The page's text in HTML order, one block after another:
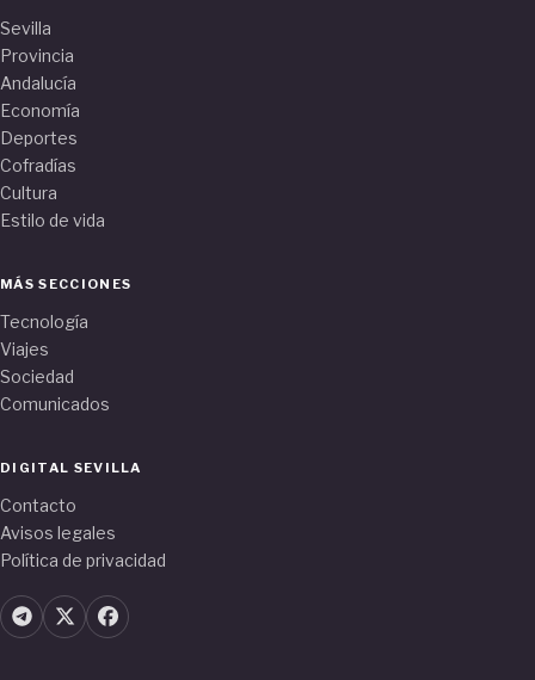
Sevilla
Provincia
Andalucía
Economía
Deportes
Cofradías
Cultura
Estilo de vida
MÁS SECCIONES
Tecnología
Viajes
Sociedad
Comunicados
DIGITAL SEVILLA
Contacto
Avisos legales
Política de privacidad